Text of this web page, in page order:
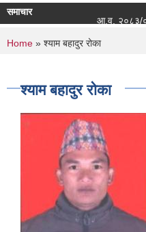
समाचार
आ.व. २०८३/
You are here
Home » श्याम बहादुर रोका
श्याम बहादुर रोका